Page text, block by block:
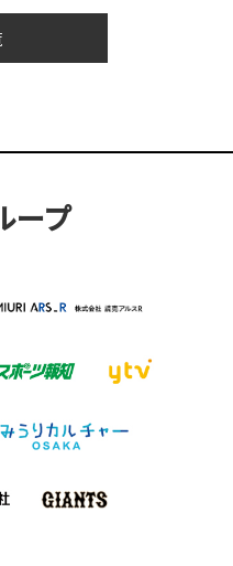
ープ